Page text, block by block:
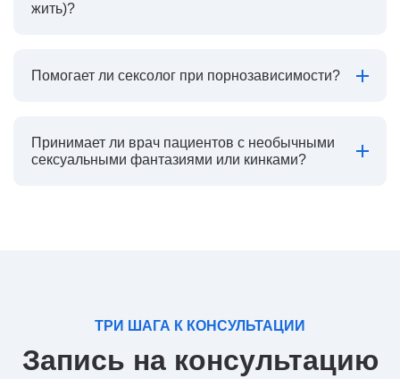
жить)?
Помогает ли сексолог при порнозависимости?
Принимает ли врач пациентов с необычными
сексуальными фантазиями или кинками?
ТРИ ШАГА К КОНСУЛЬТАЦИИ
Запись на консультацию